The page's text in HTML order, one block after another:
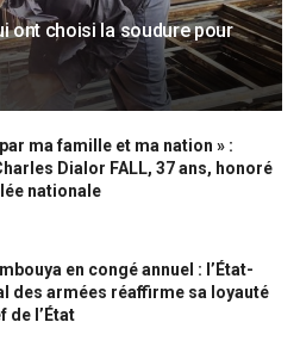
ont choisi la soudure pour
ma famille et ma nation » :
Dialor FALL, 37 ans, honoré
nationale
en congé annuel : l’État-
des armées réaffirme sa loyauté
de l’État